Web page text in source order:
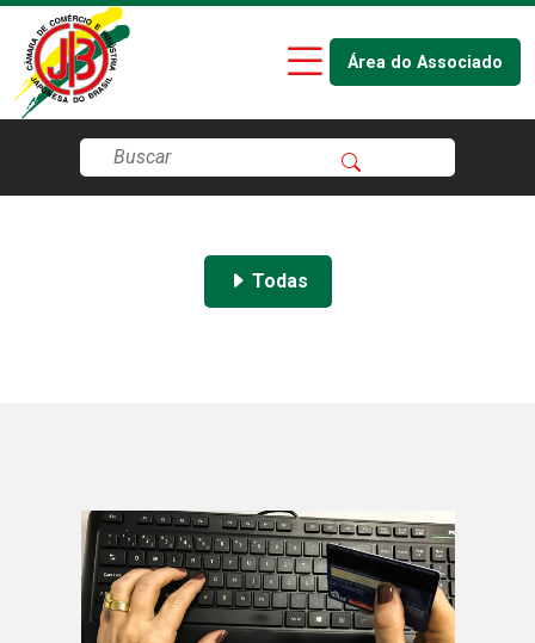
Área do Associado
Todas